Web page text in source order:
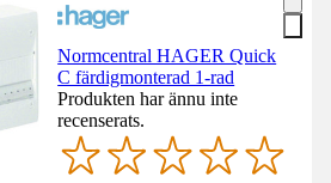
Normcentral HAGER Quick
C färdigmonterad 1-rad
Produkten har ännu inte
recenserats.